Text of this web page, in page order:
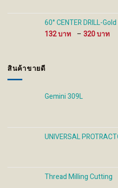
60° CENTER DRILL-
132
– 320
สินค้าขายดี
Gemini 309L
UNIVERSAL
Thread Milling Cutting